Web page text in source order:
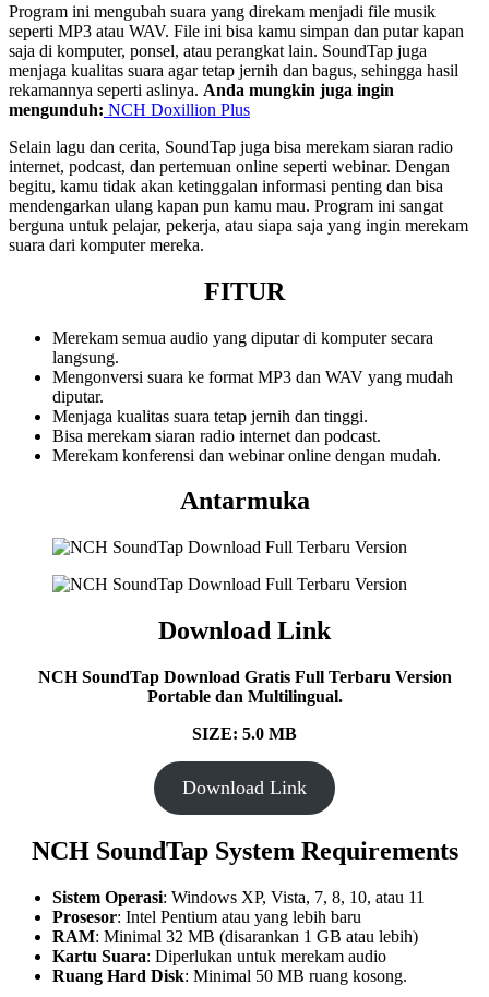
Program ini mengubah suara yang direkam menjadi file musik
seperti MP3 atau WAV. File ini bisa kamu simpan dan putar kapan
saja di komputer, ponsel, atau perangkat lain. SoundTap juga
menjaga kualitas suara agar tetap jernih dan bagus, sehingga hasil
rekamannya seperti aslinya. Anda mungkin juga ingin
mengunduh: NCH Doxillion Plus
Selain lagu dan cerita, SoundTap juga bisa merekam siaran radio
internet, podcast, dan pertemuan online seperti webinar. Dengan
begitu, kamu tidak akan ketinggalan informasi penting dan bisa
mendengarkan ulang kapan pun kamu mau. Program ini sangat
berguna untuk pelajar, pekerja, atau siapa saja yang ingin merekam
suara dari komputer mereka.
FITUR
Merekam semua audio yang diputar di komputer secara
langsung.
Mengonversi suara ke format MP3 dan WAV yang mudah
diputar.
Menjaga kualitas suara tetap jernih dan tinggi.
Bisa merekam siaran radio internet dan podcast.
Merekam konferensi dan webinar online dengan mudah.
Antarmuka
Download Link
NCH SoundTap Download Gratis Full Terbaru Version
Portable dan Multilingual.
SIZE: 5.0 MB
Download Link
NCH SoundTap System Requirements
Sistem Operasi: Windows XP, Vista, 7, 8, 10, atau 11
Prosesor: Intel Pentium atau yang lebih baru
RAM: Minimal 32 MB (disarankan 1 GB atau lebih)
Kartu Suara: Diperlukan untuk merekam audio
Ruang Hard Disk: Minimal 50 MB ruang kosong.